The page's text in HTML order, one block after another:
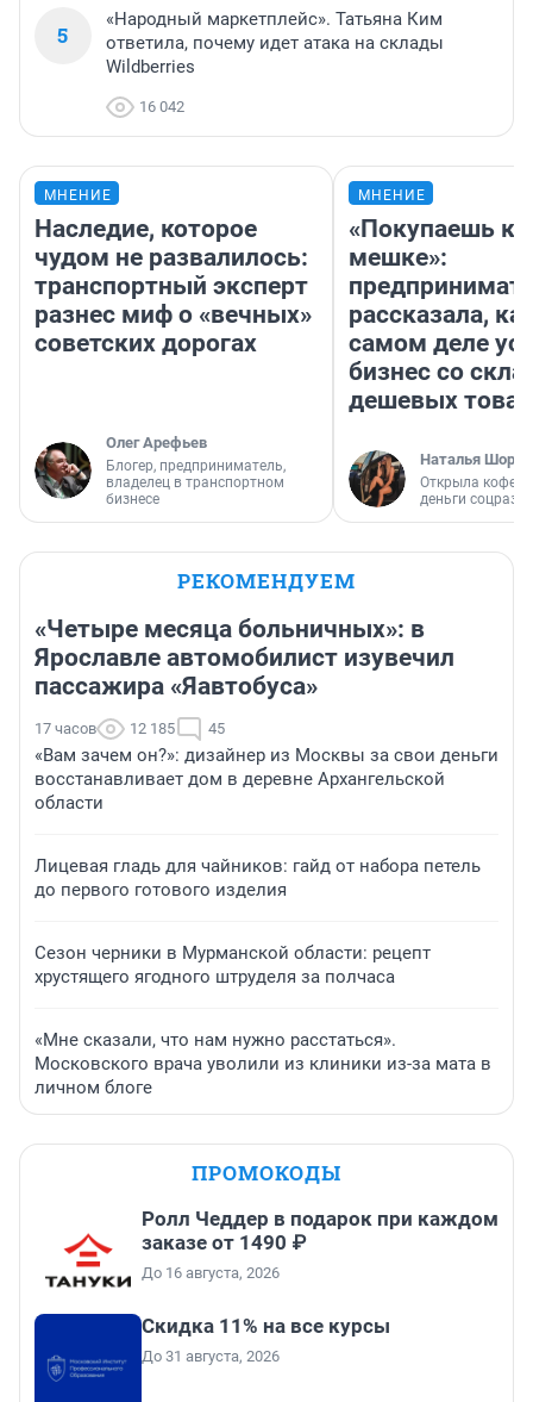
5
«Народный маркетплейс». Татьяна Ким
ответила, почему идет атака на склады
Wildberries
16 042
МНЕНИЕ
Наследие, которое
чудом не развалилось:
транспортный эксперт
разнес миф о «вечных»
советских дорогах
Олег Арефьев
Блогер, предприниматель,
владелец в транспортном
бизнесе
МНЕНИЕ
«Покупаешь
мешке»:
рассказала,
самом деле
бизнес со
дешевых
Наталья
Открыла
деньги
РЕКОМЕНДУЕМ
«Четыре месяца больничных»: в
Ярославле автомобилист изувечил
пассажира «Яавтобуса»
17 часов 12 185 45
«Вам зачем он?»: дизайнер из Москвы за свои деньги
восстанавливает дом в деревне Архангельской
области
Лицевая гладь для чайников: гайд от набора петель
до первого готового изделия
Сезон черники в Мурманской области: рецепт
хрустящего ягодного штруделя за полчаса
«Мне сказали, что нам нужно расстаться».
Московского врача уволили из клиники из-за мата в
личном блоге
ПРОМОКОДЫ
Ролл Чеддер в подарок при каждом
заказе от 1490 ₽
До 16 августа, 2026
Скидка 11% на все курсы
До 31 августа, 2026